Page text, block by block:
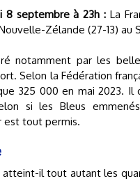
8 septembre à 23h : La
Zélande (27-13) au
notamment par les
Selon la Fédération
325 000 en mai 2023.
si les Bleus
est tout permis.
il tout autant les